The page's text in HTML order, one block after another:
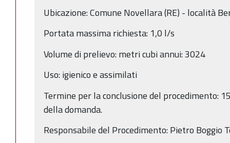
Ubicazione: Comune Novellara (RE) - località
Portata massima richiesta: 1,0 l/s
Volume di prelievo: metri cubi annui: 3024
Uso: igienico e assimilati
Termine per la conclusione del procedimento:
della domanda.
Responsabile del Procedimento: Pietro Boggio